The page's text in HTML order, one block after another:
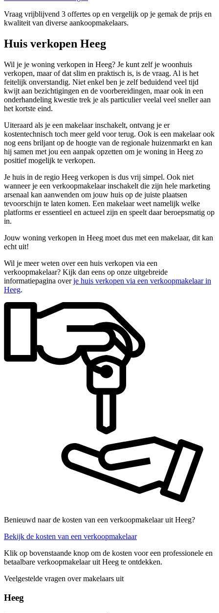
Vraag vrijblijvend 3 offertes op en vergelijk op je gemak de prijs en
kwaliteit van diverse aankoopmakelaars.
Huis verkopen Heeg
Wil je je woning verkopen in Heeg? Je kunt zelf je woonhuis
verkopen, maar of dat slim en praktisch is, is de vraag. Al is het
feitelijk onverstandig. Niet enkel ben je zelf beduidend veel tijd
kwijt aan bezichtigingen en de voorbereidingen, maar ook in een
onderhandeling kwestie trek je als particulier veelal veel sneller aan
het kortste eind.
Uiteraard als je een makelaar inschakelt, ontvang je er
kostentechnisch toch meer geld voor terug. Ook is een makelaar ook
nog eens briljant op de hoogte van de regionale huizenmarkt en kan
hij samen met jou een aanpak opzetten om je woning in Heeg zo
positief mogelijk te verkopen.
Je huis in de regio Heeg verkopen is dus vrij simpel. Ook niet
wanneer je een verkoopmakelaar inschakelt die zijn hele marketing
arsenaal kan aanwenden om jouw huis op de juiste plaatsen
tevoorschijn te laten komen. Een makelaar weet namelijk welke
platforms er essentieel en actueel zijn en speelt daar beroepsmatig op
in.
Jouw woning verkopen in Heeg moet dus met een makelaar, dit kan
echt uit!
Wil je meer weten over een huis verkopen via een
verkoopmakelaar? Kijk dan eens op onze uitgebreide
informatiepagina overje huis verkopen via een verkoopmakelaar in
Heeg.
Benieuwd naar de kosten van een verkoopmakelaar uit Heeg?
Bekijk de kosten van een verkoopmakelaar
Klik op bovenstaande knop om de kosten voor een professionele en
betaalbare verkoopmakelaar uit Heeg te ontdekken.
Veelgestelde vragen over makelaars uit
Heeg